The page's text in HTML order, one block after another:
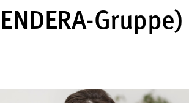
ENDERA-Gruppe)